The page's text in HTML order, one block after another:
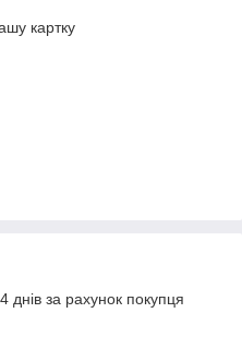
картку
за рахунок покупця